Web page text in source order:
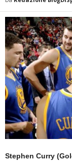
Stephen Curry